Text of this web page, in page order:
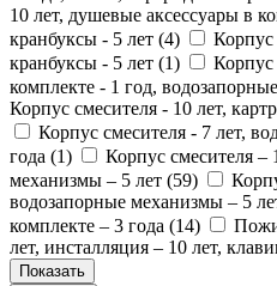
10 лет, душевые аксессуары в
кранбуксы - 5 лет (4)
Корпус
кранбуксы - 5 лет (1)
Корпус
комплекте - 1 год,
Корпус смесителя - 10 лет,
Корпус смесителя - 7 лет,
года (1)
Корпус смесителя –
механизмы – 5 лет (59)
водозапорные механизмы – 5
комплекте – 3 года (14)
лет, инсталляция – 10 лет,